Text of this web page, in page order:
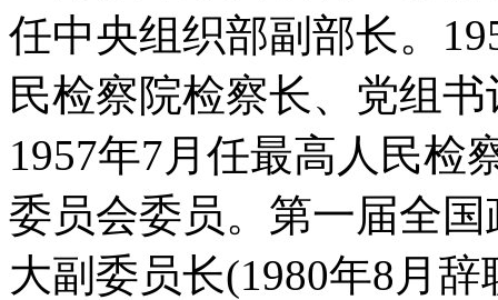
任中央组织部副部长。
民检察院检察长、党组
1957年7月任最高人民检
委员会委员。第一届全
大副委员长(1980年8月